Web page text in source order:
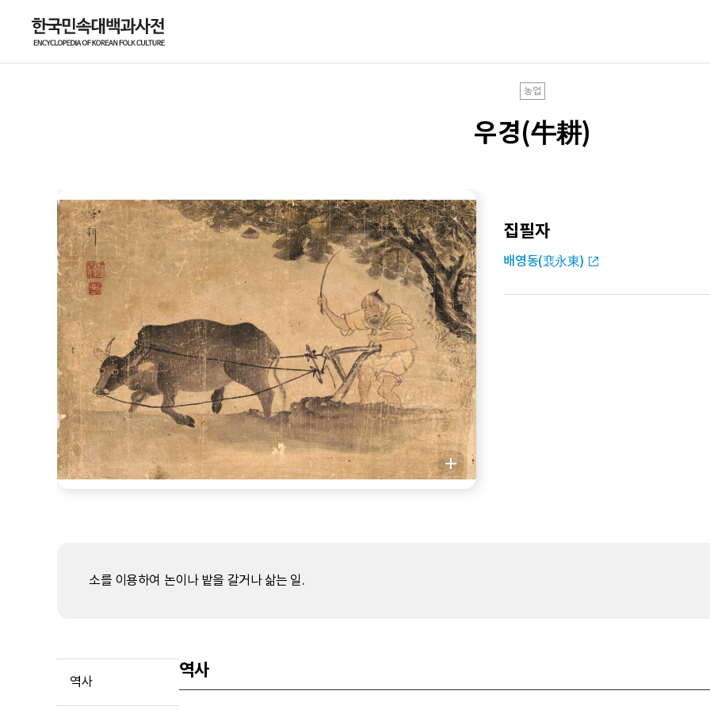
농업
우경(牛耕)
집필자
배영동(裵永東)
소를 이용하여 논이나 밭을 갈거나 삶는 일.
역사
역사